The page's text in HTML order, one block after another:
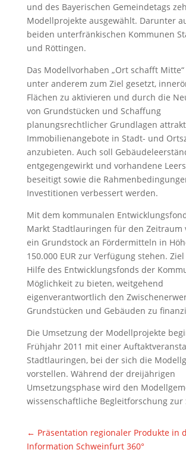
und des Bayerischen Gemeindetags
Modellprojekte ausgewählt. Darunter
beiden unterfränkischen Kommunen
und Röttingen.
Das Modellvorhaben „Ort schafft
unter anderem zum Ziel gesetzt,
Flächen zu aktivieren und durch die
von Grundstücken und Schaffung
planungsrechtlicher Grundlagen
Immobilienangebote in Stadt- und
anzubieten. Auch soll
entgegengewirkt und vorhandene
beseitigt sowie die
Investitionen verbessert werden.
Mit dem kommunalen
Markt Stadtlauringen für den Zeitraum
ein Grundstock an Fördermitteln in
150.000 EUR zur Verfügung stehen.
Hilfe des Entwicklungsfonds der
Möglichkeit zu bieten, weitgehend
eigenverantwortlich den
Grundstücken und Gebäuden zu
Die Umsetzung der Modellprojekte
Frühjahr 2011 mit einer
Stadtlauringen, bei der sich die
vorstellen. Während der dreijährigen
Umsetzungsphase wird den
wissenschaftliche Begleitforschung zur
← Präsentation regionaler Produkte in
Information Schweinfurt 360°